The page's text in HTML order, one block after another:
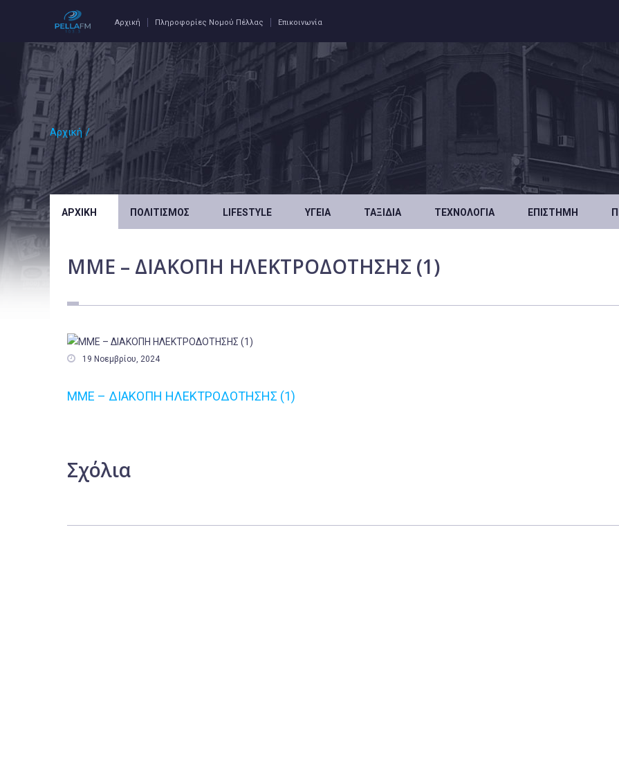
Αρχική Πληροφορίες Νομού Πέλλας Επικοινωνία
Αρχική /
ΑΡΧΙΚΉ ΠΟΛΙΤΙΣΜΌΣ LIFESTYLE ΥΓΕΊΑ ΤΑΞΊΔΙΑ ΤΕΧΝΟΛΟΓΊΑ ΕΠΙΣΤΉΜΗ
MME – ΔΙΑΚΟΠΗ ΗΛΕΚΤΡΟΔΟΤΗΣΗΣ (1)
 19 Νοεμβρίου, 2024
MME – ΔΙΑΚΟΠΗ ΗΛΕΚΤΡΟΔΟΤΗΣΗΣ (1)
Σχόλια